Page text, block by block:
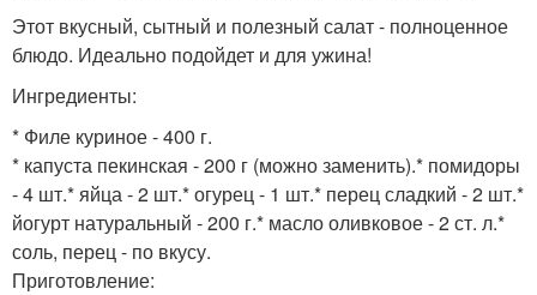
Этот вкусный, сытный и полезный салат - полноценное
блюдо. Идеально подойдет и для ужина!
Ингредиенты:
* Филе куриное - 400 г.
* капуста пекинская - 200 г (можно заменить).* помидоры
- 4 шт.* яйца - 2 шт.* огурец - 1 шт.* перец сладкий - 2 шт.*
йогурт натуральный - 200 г.* масло оливковое - 2 ст. л.*
соль, перец - по вкусу.
Приготовление: